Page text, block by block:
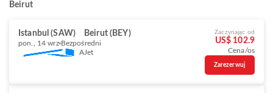
Beirut
Istanbul (SAW) Beirut (BEY)
pon., 14 wrz Bezpośredni
AJet
Zaczynając od
US$ 102.9
Cena/os
Zarezerwuj